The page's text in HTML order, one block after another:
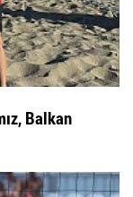
Balkan